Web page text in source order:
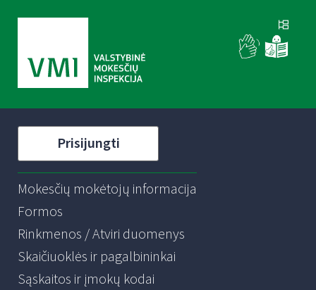
Prisijungti
Mokesčių mokėtojų informacija
Formos
Rinkmenos / Atviri duomenys
Skaičiuoklės ir pagalbininkai
Sąskaitos ir įmokų kodai